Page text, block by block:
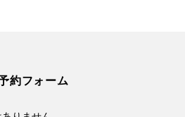
約フォーム